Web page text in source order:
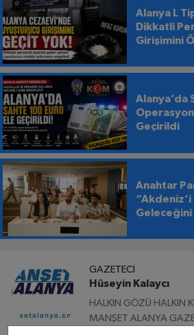
Alanya L
Dikkatli
Girişimini
Alanya’da
Geçirildi
Anahtar
“Akdeniz’i
Geleceğini
GAZETECI
Hüseyin Kalaycı
HALKIN GÖZÜ HALKIN
MANŞET ALANYA